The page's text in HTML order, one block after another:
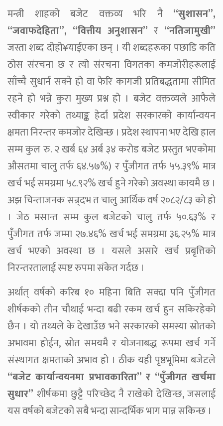
मन्त्री शाहको बजेट वक्तव्य भरि नै “सुशासन”,
“जवाफदेहिता”, “वित्तीय अनुशासन” र “नतिजामुखी”
जस्ता शब्द दोहो¥याईएका छन् । यी शब्दहरूका पछाडि कति
ठोस संरचना छ र त्यो संरचना विगतका कमजोरीहरूलाई
साँच्चै सुधार्न सक्ने हो वा फेरि कागजी प्रतिबद्धतामा सीमित
रहने हो भन्ने कुरा मुख्य प्रश्न हो । बजेट वक्तव्यले आफैले
स्वीकार गरेको तथ्याङ्क हेर्दा प्रदेश सरकारको कार्यान्वयन
क्षमता निरन्तर कमजोर देखिन्छ । प्रदेश स्थापना भए देखि हाल
सम्म कुल रु. २ खर्ब ६४ अर्ब ३४ करोड बजेट प्रस्तुत भएकोमा
औसतमा चालु तर्फ ६४.५७%) र पुँजीगत तर्फ ५५.३९% मात्र
खर्च भई समग्रमा ५८.९२% खर्च हुने गरेको अवस्था कायमै छ ।
अझ चिन्ताजनक सन्र्दभ त चालु आर्थिक वर्ष २०८२/८३ को हो
। जेठ मसान्त सम्म कुल बजेटको चालु तर्फ ५०.६३% र
पुँजीगत तर्फ जम्मा २७.४६% खर्च भई समग्रमा ३६.२५% मात्र
खर्च भएको अवस्था छ । यसले असारे खर्च प्रबृत्तिको
निरन्तरतालाई स्पष्ट रुपमा संकेत गर्दछ ।
अर्थात् वर्षको करिब १० महिना बिति सक्दा पनि पुँजीगत
शीर्षकको तीन चौथाई भन्दा बढी रकम खर्च हुन सकिरहेको
छैन । यो तथ्यले के देखाउँछ भने सरकारको समस्या स्रोतको
अभावमा होईन, स्रोत समयमै र योजनाबद्ध रूपमा खर्च गर्ने
संस्थागत क्षमताको अभाव हो । ठीक यही पृष्ठभूमिमा बजेटले
“बजेट कार्यान्वयनमा प्रभावकारिता” र “पुँजीगत खर्चमा
सुधार” शीर्षकमा छुट्टै परिच्छेद नै राखेको देखिन्छ, जसलाई
यस वर्षको बजेटको सबै भन्दा सान्दर्भिक भाग मान्न सकिन्छ ।